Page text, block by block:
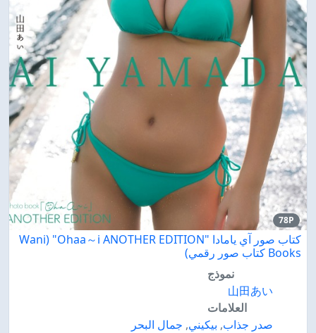
78P
كتاب صور آي يامادا "Ohaa～i ANOTHER EDITION" (Wani
Books كتاب صور رقمي)
نموذج
山田あい
العلامات
صدر جذاب, بيكيني, جمال البحر